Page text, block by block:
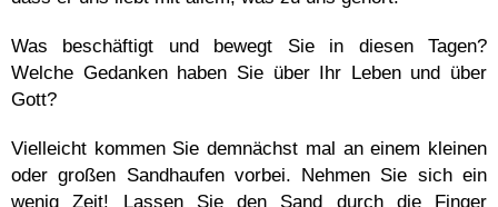
Was beschäftigt und bewegt Sie in diesen Tagen?
Welche Gedanken haben Sie über Ihr Leben und über
Gott?
Vielleicht kommen Sie demnächst mal an einem kleinen
oder großen Sandhaufen vorbei. Nehmen Sie sich ein
wenig Zeit! Lassen Sie den Sand durch die Finger